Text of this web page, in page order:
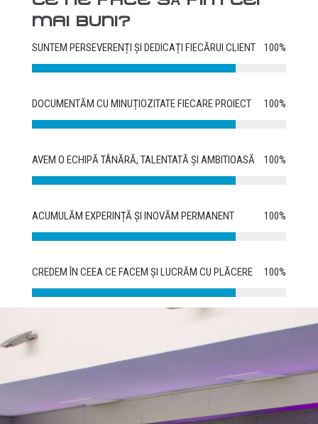
MAI BUNI?
SUNTEM PERSEVERENȚI ȘI DEDICAȚI FIECĂRUI CLIENT 100%
DOCUMENTĂM CU MINUȚIOZITATE FIECARE PROIECT 100%
AVEM O ECHIPĂ TÂNĂRĂ, TALENTATĂ ȘI AMBITIOASĂ 100%
ACUMULĂM EXPERINȚĂ ȘI INOVĂM PERMANENT 100%
CREDEM ÎN CEEA CE FACEM ȘI LUCRĂM CU PLĂCERE 100%